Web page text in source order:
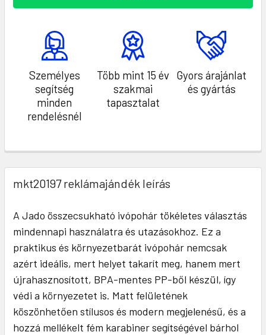
Személyes
segítség
minden
rendelésnél
Több mint 15 év
szakmai
tapasztalat
Gyors árajánlat
és gyártás
mkt20197 reklámajándék leírás
A Jado összecsukható ivópohár tökéletes választás
mindennapi használatra és utazásokhoz. Ez a
praktikus és környezetbarát ivópohár nemcsak
azért ideális, mert helyet takarít meg, hanem mert
újrahasznosított, BPA-mentes PP-ből készül, így
védi a környezetet is. Matt felületének
köszönhetően stílusos és modern megjelenésű, és a
hozzá mellékelt fém karabiner segítségével bárhol